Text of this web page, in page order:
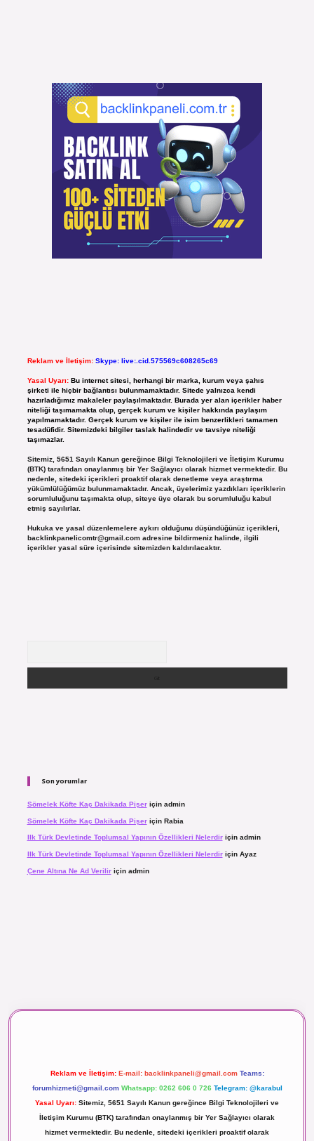
Reklam ve İletişim: Skype: live:.cid.575569c608265c69
Yasal Uyarı: Bu internet sitesi, herhangi bir marka, kurum veya şahıs
şirketi ile hiçbir bağlantısı bulunmamaktadır. Sitede yalnızca kendi
hazırladığımız makaleler paylaşılmaktadır. Burada yer alan içerikler haber
niteliği taşımamakta olup, gerçek kurum ve kişiler hakkında paylaşım
yapılmamaktadır. Gerçek kurum ve kişiler ile isim benzerlikleri tamamen
tesadüfidir. Sitemizdeki bilgiler taslak halindedir ve tavsiye niteliği
taşımazlar.
Sitemiz, 5651 Sayılı Kanun gereğince Bilgi Teknolojileri ve İletişim Kurumu
(BTK) tarafından onaylanmış bir Yer Sağlayıcı olarak hizmet vermektedir. Bu
nedenle, sitedeki içerikleri proaktif olarak denetleme veya araştırma
yükümlülüğümüz bulunmamaktadır. Ancak, üyelerimiz yazdıkları içeriklerin
sorumluluğunu taşımakta olup, siteye üye olarak bu sorumluluğu kabul
etmiş sayılırlar.
Hukuka ve yasal düzenlemelere aykırı olduğunu düşündüğünüz içerikleri,
backlinkpanelicomtr@gmail.comadresine bildirmeniz halinde, ilgili
içerikler yasal süre içerisinde sitemizden kaldırılacaktır.
Son yorumlar
Sömelek Köfte Kaç Dakikada Pişeriçin admin
Sömelek Köfte Kaç Dakikada Pişeriçin Rabia
Ilk Türk Devletinde Toplumsal Yapının Özellikleri Nelerdiriçin admin
Ilk Türk Devletinde Toplumsal Yapının Özellikleri Nelerdiriçin Ayaz
Çene Altına Ne Ad Veriliriçin admin
Reklam ve İletişim: E-mail: backlinkpaneli@gmail.com Teams:
forumhizmeti@gmail.com Whatsapp: 0262 606 0 726 Telegram: @karabul
Yasal Uyarı: Sitemiz, 5651 Sayılı Kanun gereğince Bilgi Teknolojileri ve
İletişim Kurumu (BTK) tarafından onaylanmış bir Yer Sağlayıcı olarak
hizmet vermektedir. Bu nedenle, sitedeki içerikleri proaktif olarak